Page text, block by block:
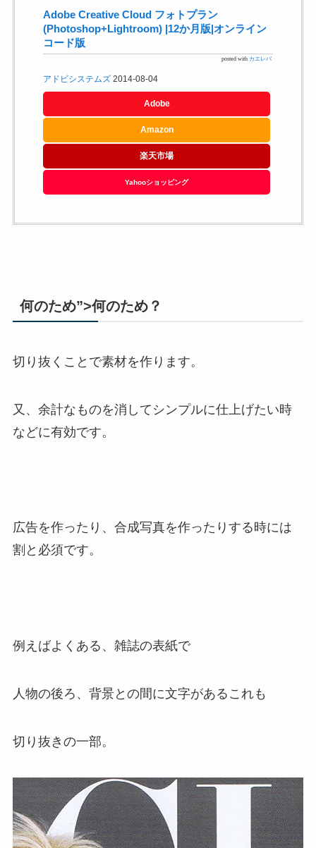
Adobe Creative Cloud フォトプラン
(Photoshop+Lightroom) |12か月版|オンライン
コード版
posted with カエレバ
アドビシステムズ2014-08-04
Adobe
Amazon
楽天市場
Yahooショッピング
何のため”>何のため？
切り抜くことで素材を作ります。
又、余計なものを消してシンプルに仕上げたい時
などに有効です。
広告を作ったり、合成写真を作ったりする時には
割と必須です。
例えばよくある、雑誌の表紙で
人物の後ろ、背景との間に文字があるこれも
切り抜きの一部。